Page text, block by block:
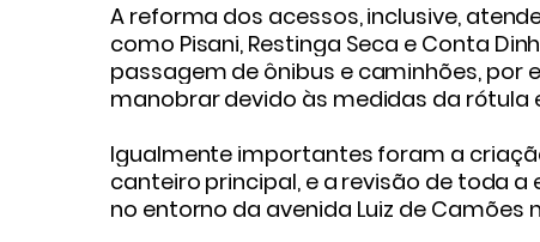
A reforma dos acessos, inclusive,
como Pisani, Restinga Seca e Conta
passagem de ônibus e caminhões,
manobrar devido às medidas da
Igualmente importantes foram a
canteiro principal, e a revisão de toda
no entorno da avenida Luiz de Camões